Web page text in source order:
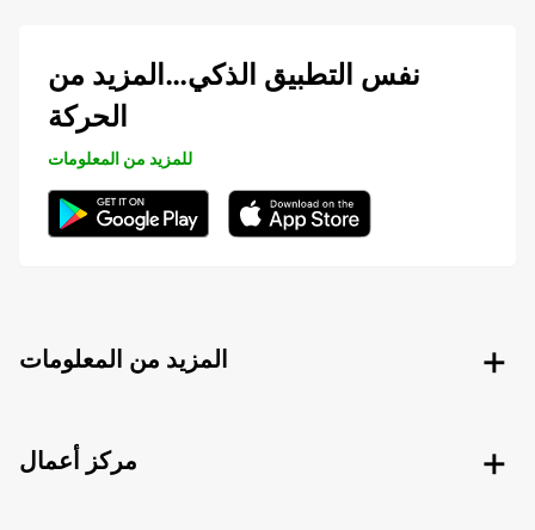
نفس التطبيق الذكي…المزيد من
الحركة
للمزيد من المعلومات
المزيد من المعلومات
مركز أعمال